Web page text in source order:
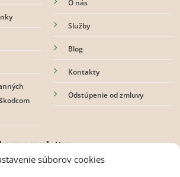
súborov cookies
O nás
Služby
Blog
Kontakty
Odstúpenie od zmluvy
newslettra